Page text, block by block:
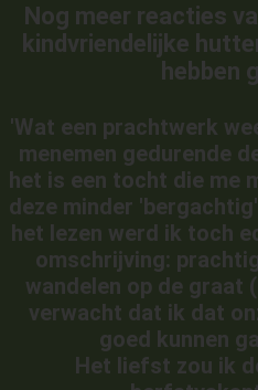
Nog meer reacties
kindvriendelijke
hebben
'Wat een prachtwerk
menemen gedurende
het is een tocht die me
deze minder
het lezen werd ik toch
omschrijving:
wandelen op de graat
verwacht dat ik dat
goed kunnen
Het liefst zou ik